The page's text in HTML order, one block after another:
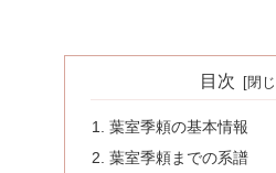
目次
葉室季頼の基本情報
葉室季頼までの系譜